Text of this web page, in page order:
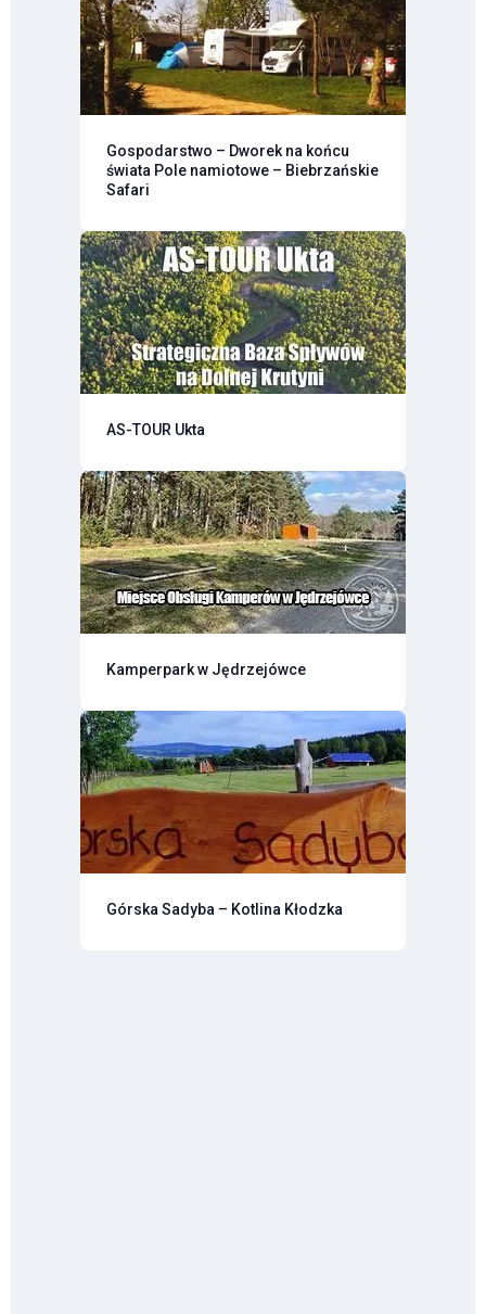
Gospodarstwo – Dworek na końcu
świata Pole namiotowe – Biebrzańskie
Safari
AS-TOUR Ukta
Kamperpark w Jędrzejówce
Górska Sadyba – Kotlina Kłodzka